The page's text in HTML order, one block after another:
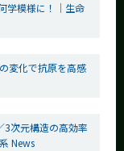
学模様に！│生命
変化で抗原を高感
3次元構造の高効率
News